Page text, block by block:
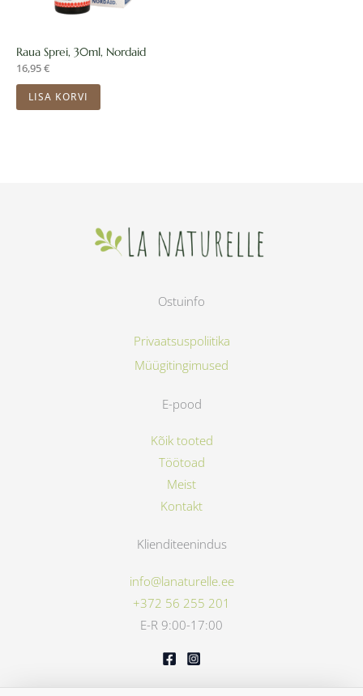
Raua Sprei, 30ml, Nordaid
16,95€
LISA KORVI
Ostuinfo
Privaatsuspoliitika
Müügitingimused
E-pood
Kõik tooted
Töötoad
Meist
Kontakt
Klienditeenindus
info@lanaturelle.ee
+372 56 255 201
E-R 9:00-17:00